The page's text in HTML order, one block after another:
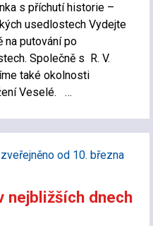
s příchutí historie –
usedlostech Vydejte
na putování po
Společně s R. V.
také okolnosti
Veselé. …
od 10. března
nejbližších dnech